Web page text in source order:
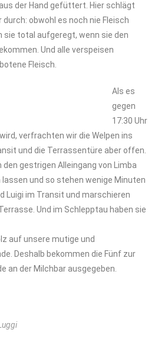
der Hand gefüttert. Hier schlägt
obwohl es noch nie Fleisch
sie total aufgeregt, wenn sie den
Und alle verspeisen
Fleisch.
Als es
gegen
17:30 Uhr
verfrachten wir die Welpen ins
und die Terrassentüre aber offen.
den gestrigen Alleingang von Limba
und so stehen wenige Minuten
Luigi im Transit und marschieren
Und im Schlepptau haben sie
auf unsere mutige und
Deshalb bekommen die Fünf zur
an der Milchbar ausgegeben.